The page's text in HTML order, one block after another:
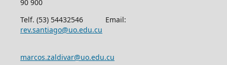
90 900
Telf. (53) 54432546 Email:
rev.santiago@uo.edu.cu
marcos.zaldivar@uo.edu.cu